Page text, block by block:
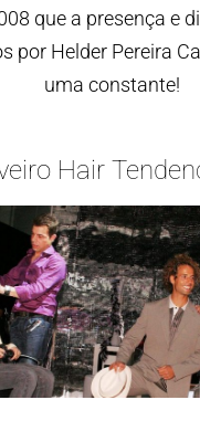
que a presença e
por Helder Pereira
uma constante!
Hair